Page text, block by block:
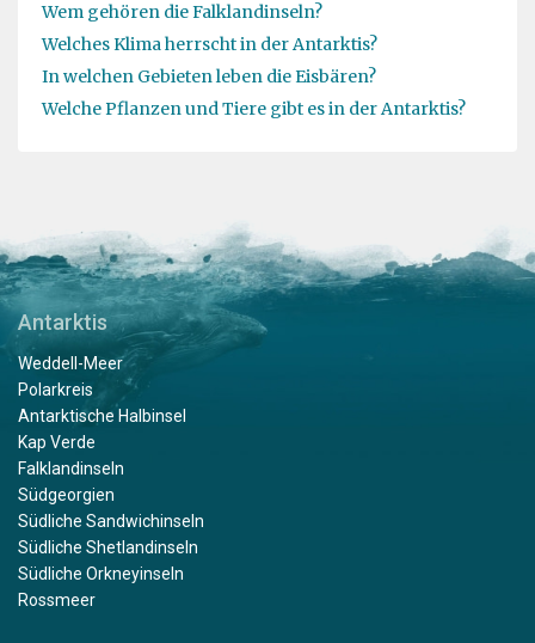
Wem gehören die Falklandinseln?
Welches Klima herrscht in der Antarktis?
In welchen Gebieten leben die Eisbären?
Welche Pflanzen und Tiere gibt es in der Antarktis?
Antarktis
Weddell-Meer
Polarkreis
Antarktische Halbinsel
Kap Verde
Falklandinseln
Südgeorgien
Südliche Sandwichinseln
Südliche Shetlandinseln
Südliche Orkneyinseln
Rossmeer